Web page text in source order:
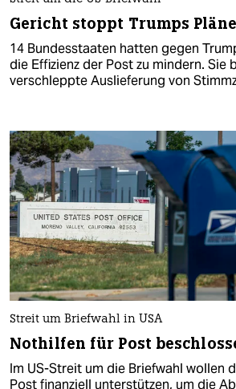
Gericht stoppt Trumps Pläne
14 Bundesstaaten hatten gegen
die Effizienz der Post zu mindern. Sie
verschleppte Auslieferung von
Streit um Briefwahl in USA
Nothilfen für Post
Im US-Streit um die Briefwahl wollen
Post finanziell unterstützen, um die